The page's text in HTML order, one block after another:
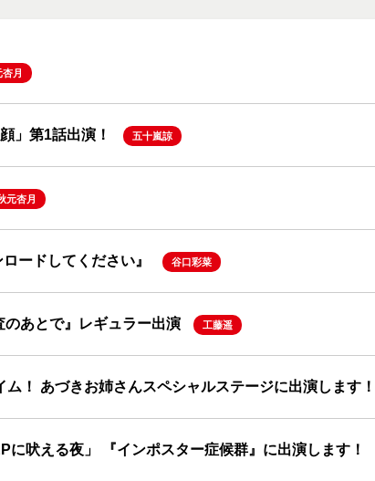
杏月
」第1話出演！ 五十嵐諒
元杏月
ードしてください』 谷口彩菜
のあとで』レギュラー出演 工藤遥
！ あづきお姉さんスペシャルステージに出演します！
吠える夜」 『インポスター症候群』に出演します！